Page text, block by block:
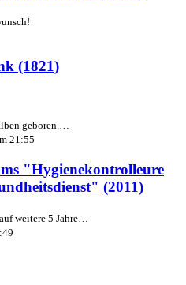
(1821)
geboren.…
21:55
"Hygienekontrolleure
(2011)
weitere 5 Jahre…